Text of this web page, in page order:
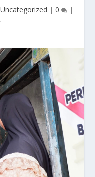
Uncategorized | 0 |